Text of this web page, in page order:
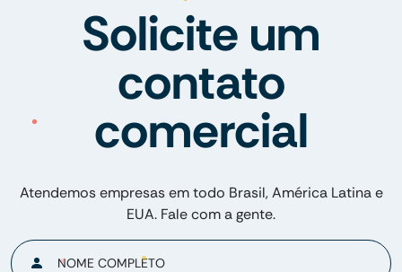
Solicite um
contato
comercial
Atendemos empresas em todo Brasil, América Latina e
EUA. Fale com a gente.
NOME COMPLETO